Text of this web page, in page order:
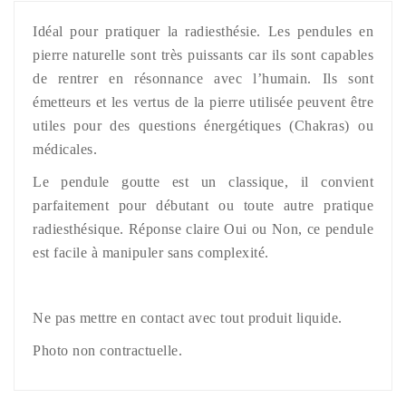
Idéal pour pratiquer la radiesthésie. Les pendules en
pierre naturelle sont très puissants car ils sont capables
de rentrer en résonnance avec l’humain. Ils sont
émetteurs et les vertus de la pierre utilisée peuvent être
utiles pour des questions énergétiques (Chakras) ou
médicales.
Le pendule goutte est un classique, il convient
parfaitement pour débutant ou toute autre pratique
radiesthésique. Réponse claire Oui ou Non, ce pendule
est facile à manipuler sans complexité.
Ne pas mettre en contact avec tout produit liquide.
Photo non contractuelle.